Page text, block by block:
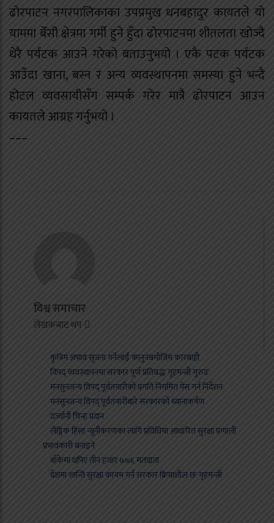
ढोरपाटन नगरपालिकाका उपप्रमुख धनबहादुर कायतले यो
याममा बेँसी क्षेत्रमा गर्मी हुने हुँदा ढोरपाटनमा शीतलता खोज्दै
धेरै पर्यटक आउने गरेको बताउनुभयो । एकै पटक पर्यटक
आउँदा खाना, बस्न र अन्य व्यवस्थापनमा समस्या हुने भन्दै
होटल व्यवसायीसँग सम्पर्क गरेर मात्रै ढोरपाटन आउन
कायतले आग्रह गर्नुभयो ।
–––
विश्व समाचार
लेखकबाट थप
कृत्रिम अभाव सृजना गर्नेलाई कानुनबमोजिम कारबाही
विपद् व्यवस्थापनमा सरकार पूर्ण प्रतिबद्धः गृहमन्त्री गुरुङ
मनसुनजन्य विपद् पूर्वतयारीको प्रगति नियमित पेस गर्न निर्देशन
मनसुनजन्य विपद् पूर्वतयारीबारे सरकारको ध्यानाकर्षण
दर्ज्यानी चिन्ह प्रदान
लैङ्गिक हिंसा न्यूनीकरणका लागि प्रविधिमा आधारित सुरक्षा प्रणाली
प्रभावकारी बनाइने
बाँकेमा थपिए तीन हजार ७७६ मतदाता
देशमा शान्ति सुरक्षा कायम गर्न सरकार क्रियाशील छः गृहमन्त्री